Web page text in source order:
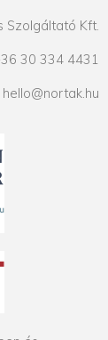
Szolgáltató Kft.
30 334 4431
hello@nortak.hu